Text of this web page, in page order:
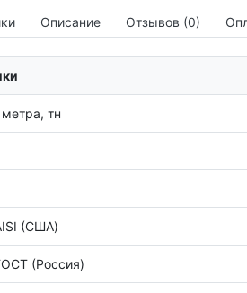
Описание Отзывов (0)
метра, тн
(США)
(Россия)